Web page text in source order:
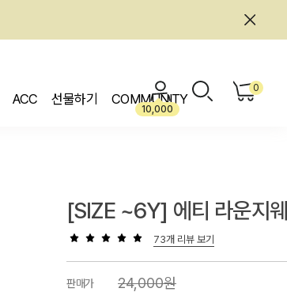
ACC 선물하기 COMMUNITY
10,000
0
[SIZE ~6Y] 에티 라운지
73개 리뷰 보기
판매가 24,000원